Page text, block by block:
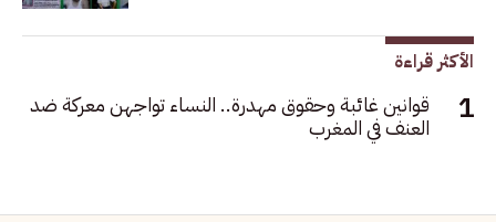
الأكثر قراءة
قوانين غائبة وحقوق مهدرة.. النساء تواجهن معركة ضد
العنف في المغرب